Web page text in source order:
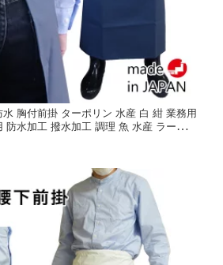
胸付前掛 ターポリン 水産 白 紺 業務用
防水加工 撥水加工 調理 魚 水産 ラーメン
い 防水エプロン 前掛 フィット 前掛け
日本製 マルイワ 丸岩産業 かっぱ日和